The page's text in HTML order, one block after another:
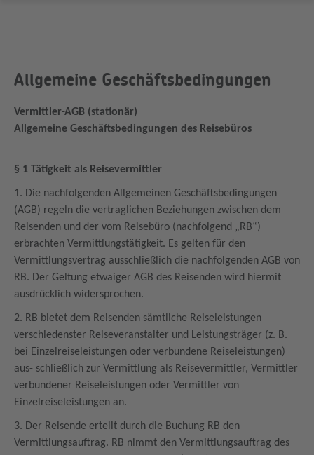
Allgemeine Geschäftsbedingungen
Vermittler-AGB (stationär)
Allgemeine Geschäftsbedingungen des Reisebüros
§ 1 Tätigkeit als Reisevermittler
1. Die nachfolgenden Allgemeinen Geschäftsbedingungen
(AGB) regeln die vertraglichen Beziehungen zwischen dem
Reisenden und der vom Reisebüro (nachfolgend „RB“)
erbrachten Vermittlungstätigkeit. Es gelten für den
Vermittlungsvertrag ausschließlich die nachfolgenden AGB von
RB. Der Geltung etwaiger AGB des Reisenden wird hiermit
ausdrücklich widersprochen.
2. RB bietet dem Reisenden sämtliche Reiseleistungen
verschiedenster Reiseveranstalter und Leistungsträger (z. B.
bei Einzelreiseleistungen oder verbundene Reiseleistungen)
aus- schließlich zur Vermittlung als Reisevermittler, Vermittler
verbundener Reiseleistungen oder Vermittler von
Einzelreiseleistungen an.
3. Der Reisende erteilt durch die Buchung RB den
Vermittlungsauftrag. RB nimmt den Vermittlungsauftrag des